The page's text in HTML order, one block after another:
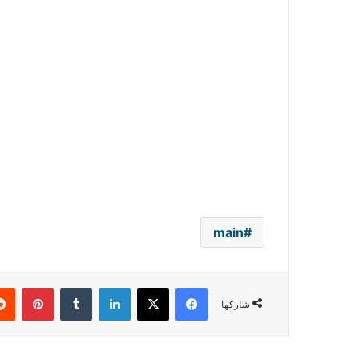
main
شاركها
فيسبوك ‫X لينكدإن